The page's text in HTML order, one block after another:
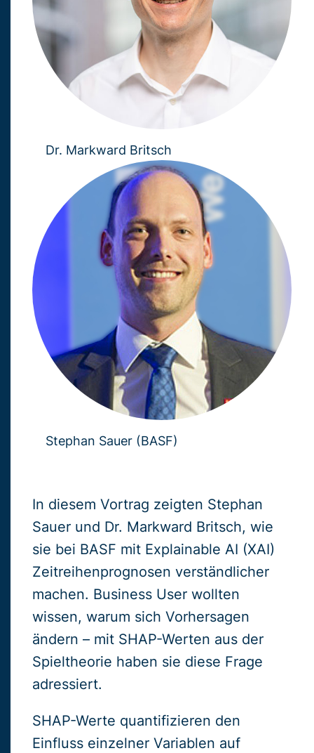
Dr. Markward Britsch
Stephan Sauer (BASF)
In diesem Vortrag zeigten Stephan
Sauer und Dr. Markward Britsch, wie
sie bei BASF mit Explainable AI (XAI)
Zeitreihenprognosen verständlicher
machen. Business User wollten
wissen, warum sich Vorhersagen
ändern – mit SHAP-Werten aus der
Spieltheorie haben sie diese Frage
adressiert.
SHAP-Werte quantifizieren den
Einfluss einzelner Variablen auf